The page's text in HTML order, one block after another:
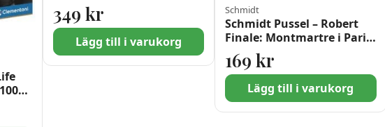
349 kr
Lägg till i varukorg
Schmidt
Schmidt Pussel – Robert
Finale: Montmartre i Paris
1000 bitar
169kr
Lägg till i varukorg